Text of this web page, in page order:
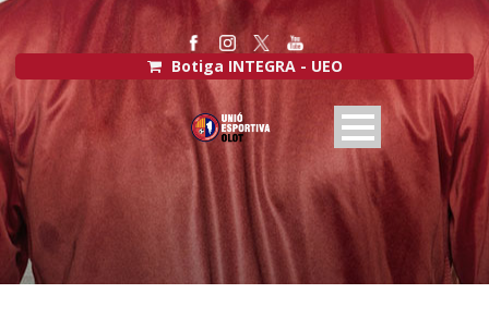
Botiga INTEGRA - UEO